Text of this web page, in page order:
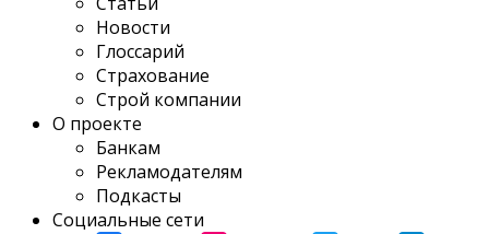
Новости
Глоссарий
Страхование
Строй компании
О проекте
Банкам
Рекламодателям
Подкасты
Социальные сети